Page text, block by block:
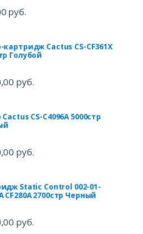
руб.
картридж Cactus CS-CF361X
Голубой
руб.
CS-C4096A 5000стр
руб.
Static Control 002-01-
CF280A 2700стр Черный
руб.